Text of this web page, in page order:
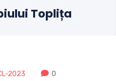
Toplița
2023 0